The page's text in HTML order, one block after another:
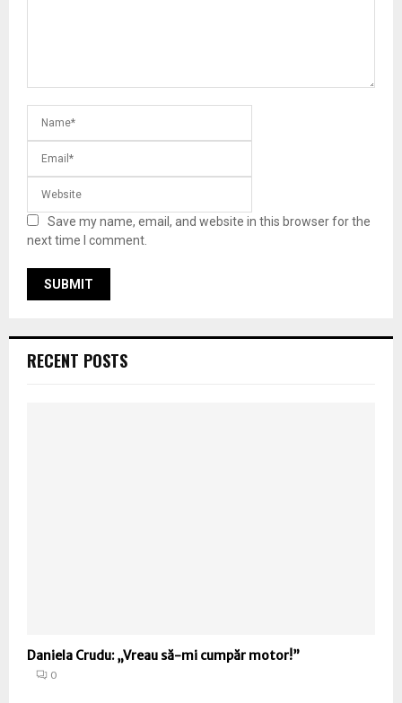
Save my name, email, and website in this browser for the
next time I comment.
RECENT POSTS
Daniela Crudu: „Vreau să-mi cumpăr motor!”
0